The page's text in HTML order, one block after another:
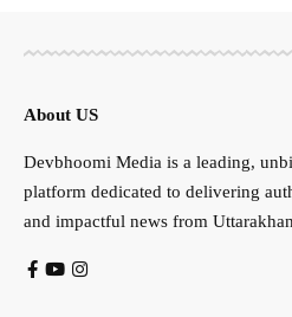
About US
Devbhoomi Media is a leading,
platform dedicated to delivering
and impactful news from